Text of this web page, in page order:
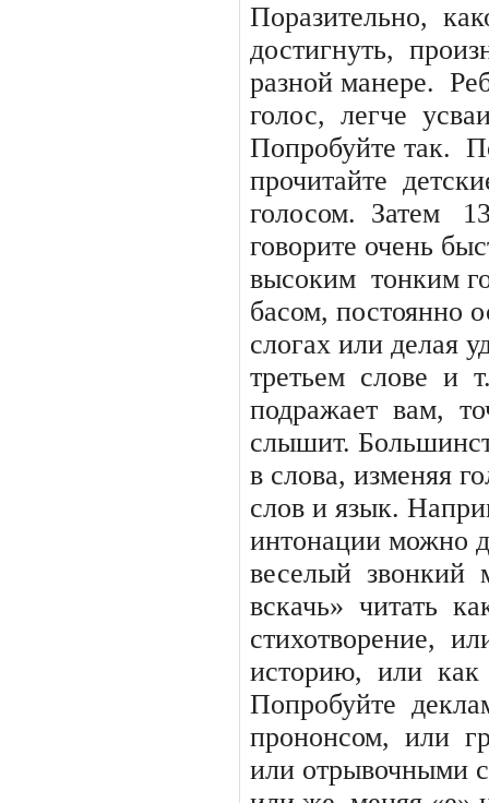
Поразительно,
достигнуть,
разной манере.
голос, легче
Попробуйте так.
прочитайте
голосом. Затем
говорите очень
высоким тонким
басом, постоянно
слогах или делая
третьем слове и
подражает вам,
слышит.
в слова, изменяя
слов и язык.
интонации можно
веселый звонкий
вскачь» читать
стихотворение,
историю, или как
Попробуйте
прононсом, или
или отрывочными